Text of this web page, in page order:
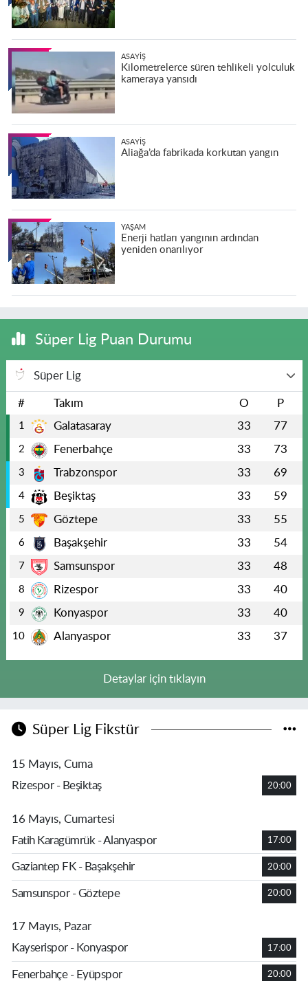
ASAYIŞ
Kilometrelerce süren tehlikeli yolculuk
kameraya yansıdı
ASAYIŞ
Aliağa’da fabrikada korkutan yangın
YAŞAM
Enerji hatları yangının ardından
yeniden onarılıyor
Süper Lig Puan Durumu
Süper Lig
# Takım O P
1 Galatasaray 33 77
2 Fenerbahçe 33 73
3 Trabzonspor 33 69
4 Beşiktaş 33 59
5 Göztepe 33 55
6 Başakşehir 33 54
7 Samsunspor 33 48
8 Rizespor 33 40
9 Konyaspor 33 40
10 Alanyaspor 33 37
Detaylar için tıklayın
Süper Lig Fikstür
15 Mayıs, Cuma
Rizespor - Beşiktaş
20:00
16 Mayıs, Cumartesi
Fatih Karagümrük - Alanyaspor
17:00
Gaziantep FK - Başakşehir 20:00
Samsunspor - Göztepe 20:00
17 Mayıs, Pazar
Kayserispor - Konyaspor
17:00
Fenerbahçe - Eyüpspor 20:00